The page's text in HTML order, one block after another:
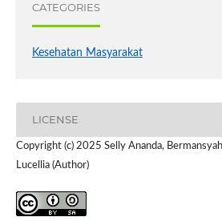
CATEGORIES
Kesehatan Masyarakat
LICENSE
Copyright (c) 2025 Selly Ananda,
Lucellia (Author)